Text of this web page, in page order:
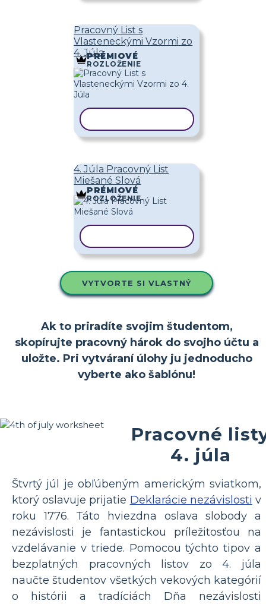
Pracovný List s
Vlasteneckými Vzormi zo
4. Júla
PRÉMIOVÉ
ROZLOŽENIE
4. Júla Pracovný List
Miešané Slová
PRÉMIOVÉ
ROZLOŽENIE
VYTVORTE SI VLASTNÝ
Ak to priradíte svojim študentom,
skopírujte pracovný hárok do svojho účtu a
uložte. Pri vytváraní úlohy ju jednoducho
vyberte ako šablónu!
Pracovné
4. júla
Štvrtý júl je obľúbeným americkým sviatkom,
ktorý oslavuje prijatie Deklarácie nezávislosti v
roku 1776. Táto hviezdna oslava slobody a
nezávislosti je fantastickou príležitosťou na
vzdelávanie v triede. Pomocou týchto tipov a
bezplatných pracovných listov zo 4. júla
naučte študentov všetkých vekových kategórií
o histórii a tradíciách Dňa nezávislosti